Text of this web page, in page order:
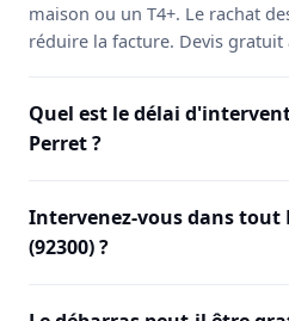
maison ou un T4+. Le rachat
réduire la facture. Devis gratuit
Quel est le délai
Perret ?
Intervenez-vous dans tout
(92300) ?